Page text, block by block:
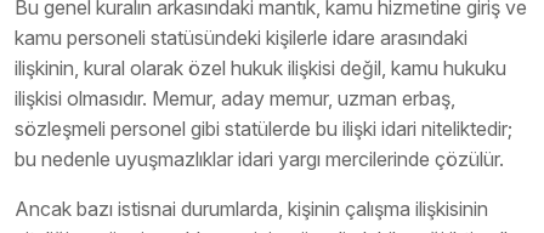
Bu genel kuralın arkasındaki mantık, kamu hizmetine giriş ve
kamu personeli statüsündeki kişilerle idare arasındaki
ilişkinin, kural olarak özel hukuk ilişkisi değil, kamu hukuku
ilişkisi olmasıdır. Memur, aday memur, uzman erbaş,
sözleşmeli personel gibi statülerde bu ilişki idari niteliktedir;
bu nedenle uyuşmazlıklar idari yargı mercilerinde çözülür.
Ancak bazı istisnai durumlarda, kişinin çalışma ilişkisinin